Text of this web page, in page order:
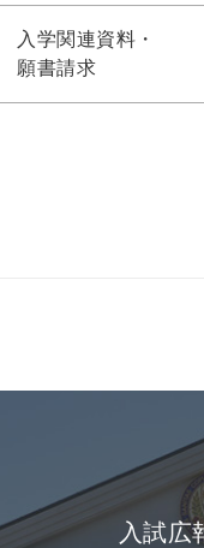
入学関連資料・
願書請求
入試広